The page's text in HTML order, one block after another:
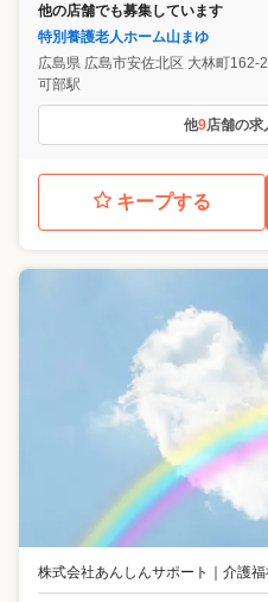
他の店舗でも募集しています
特別養護老人ホーム山まゆ
広島県 広島市安佐北区 大林町162-2
可部駅
他9店舗の求
キープする
株式会社あんしんサポート 介護